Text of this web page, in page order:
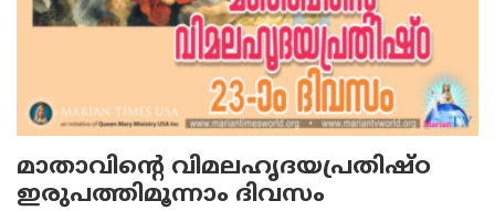
മാതാവിന്റെ വിമലഹൃദയപ്രതിഷ്ഠ
ഇരുപത്തിമൂന്നാം ദിവസം